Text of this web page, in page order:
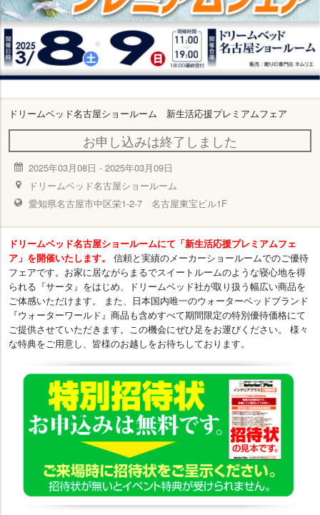
ドリームベッド名古屋ショールーム 新生活応援プレミアムフェア
お申し込みは終了しました
2025年03月08日 - 2025年03月09日
ドリームベッド名古屋ショールーム
愛知県名古屋市中区栄1-2-7 名古屋東宝ビル1F
ドリームベッド名古屋ショールームにて「新生活応援プレミアムフェ
ア」を開催いたします。
信頼と実績のメーカーショールームでのご優待
フェアです。お家に居ながらまるでスイートルームのような寝心地を得
られる『サータ』をはじめ、ドリームベッド社が取り扱う幅広い商品を
ご体感いただけます。 また、日本国内唯一のウォーターベッドブランド
『ウォーターワールド』商品も含めすべて期間限定の特別優待価格にて
ご提供させていただきます。この機会にぜひ足をお運びください。 様々
な特典をご用意し、皆様のお越しをお待ちしております。